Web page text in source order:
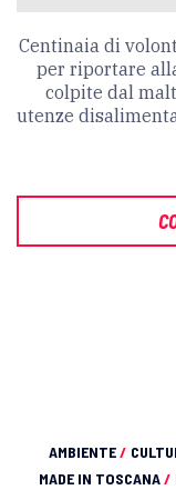
Centinaia di
per riportare
colpite dal
utenze
AMBIENTE/
MADE IN TOSCANA/